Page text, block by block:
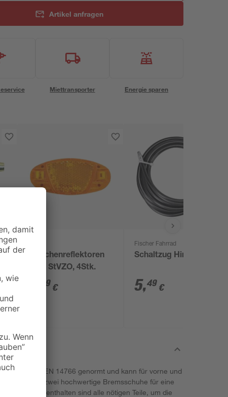
Artikel anfragen
Miettransporter Energie sparen
Speichenreflektoren
nach StVZO, 4Stk.
99 €
Fischer Fahrrad
Schaltzug Hinterrad
5,49 €
nach DIN EN 14766 genormt und kann für vorne und
sich zwei hochwertige Bremsschuhe für eine
enthalten sind alle nötigen Teile, um die